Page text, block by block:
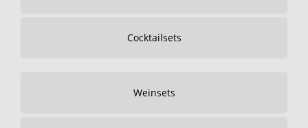
Cocktailsets
Weinsets